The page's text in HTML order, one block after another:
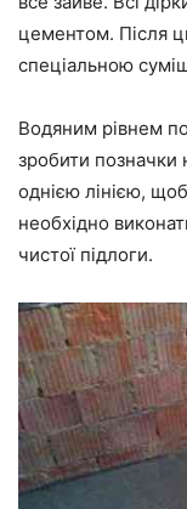
цементом. Після
спеціальною
Водяним рівнем
зробити позначки
однією лінією,
необхідно
чистої підлоги.